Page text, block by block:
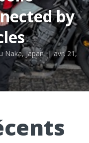
by
Naka, Japan|avr. 21,